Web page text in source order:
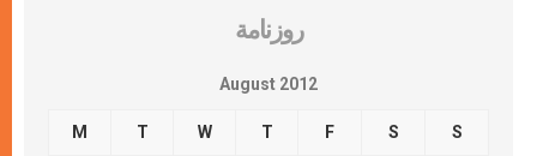
روزنامة
August 2012
M T W T F S S